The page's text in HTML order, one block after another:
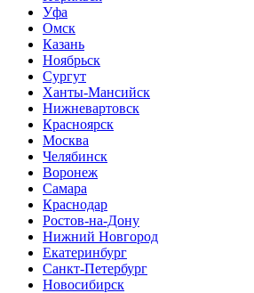
Уфа
Омск
Казань
Ноябрьск
Сургут
Ханты-Мансийск
Нижневартовск
Красноярск
Москва
Челябинск
Воронеж
Самара
Краснодар
Ростов-на-Дону
Нижний Новгород
Екатеринбург
Санкт-Петербург
Новосибирск